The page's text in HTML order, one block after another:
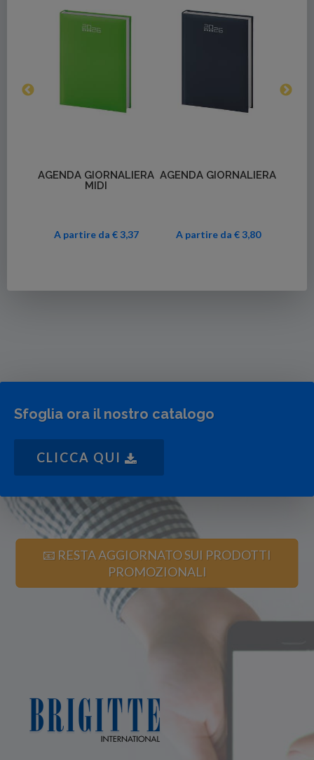
Dettagli
AGENDA GIORNALIERA
MIDI
A partire da € 3,37
Dettagli
AGENDA GIORNALIERA
A partire da € 3,80
Sfoglia ora il nostro catalogo
CLICCA QUI
📧 RESTA AGGIORNATO SUI PRODOTTI
PROMOZIONALI